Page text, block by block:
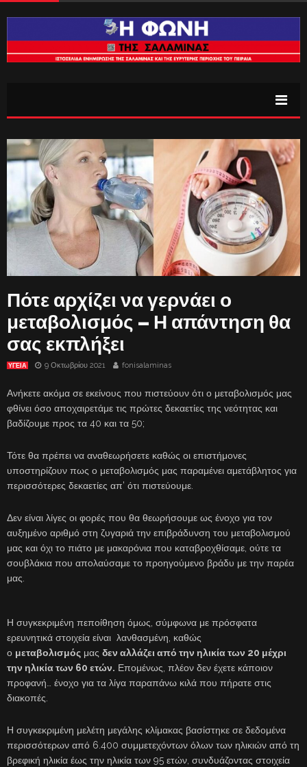
Πότε αρχίζει να γερνάει ο
μεταβολισμός – Η απάντηση θα
σας εκπλήξει
ΥΓΕΙΑ 9 Οκτωβρίου 2021 fonisalaminas
Ανήκετε ακόμα σε εκείνους που πιστεύουν ότι ο μεταβολισμός μας
φθίνει όσο αποχαιρετάμε τις πρώτες δεκαετίες της νεότητας και
βαδίζουμε προς τα 40 και τα 50;
Τότε θα πρέπει να αναθεωρήσετε καθώς οι επιστήμονες
υποστηρίζουν πως ο μεταβολισμός μας παραμένει αμετάβλητος για
περισσότερες δεκαετίες απ’ ότι πιστεύουμε.
Δεν είναι λίγες οι φορές που θα θεωρήσουμε ως ένοχο για τον
αυξημένο αριθμό στη ζυγαριά την επιβράδυνση του μεταβολισμού
μας και όχι το πιάτο με μακαρόνια που καταβροχθίσαμε, ούτε τα
σουβλάκια που απολαύσαμε το προηγούμενο βράδυ με την παρέα
μας.
Η συγκεκριμένη πεποίθηση όμως, σύμφωνα με πρόσφατα
ερευνητικά στοιχεία είναι λανθασμένη, καθώς
ο μεταβολισμός μας δεν αλλάζει από την ηλικία των 20 μέχρι
την ηλικία των 60 ετών. Επομένως, πλέον δεν έχετε κάποιον
προφανή… ένοχο για τα λίγα παραπάνω κιλά που πήρατε στις
διακοπές.
Η συγκεκριμένη μελέτη μεγάλης κλίμακας βασίστηκε σε δεδομένα
περισσότερων από 6.400 συμμετεχόντων όλων των ηλικιών από τη
βρεφική ηλικία έως την ηλικία των 95 ετών, συνδυάζοντας στοιχεία